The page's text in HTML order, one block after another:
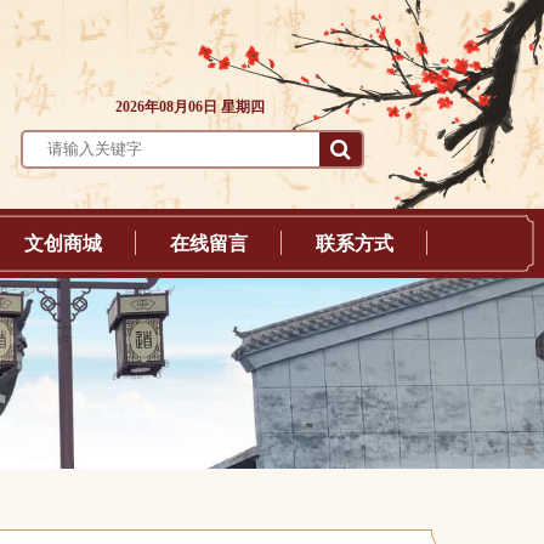
2026年08月06日 星期四
文创商城 在线留言 联系方式